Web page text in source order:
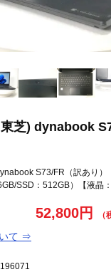
芝) dynabook
S73/FR（訳あり
SSD：512GB）【液晶
て ⇒
52,800円
196071